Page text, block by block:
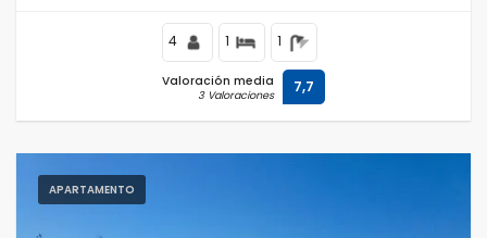
4 1 1
Valoración media
3 Valoraciones 7,7
APARTAMENTO